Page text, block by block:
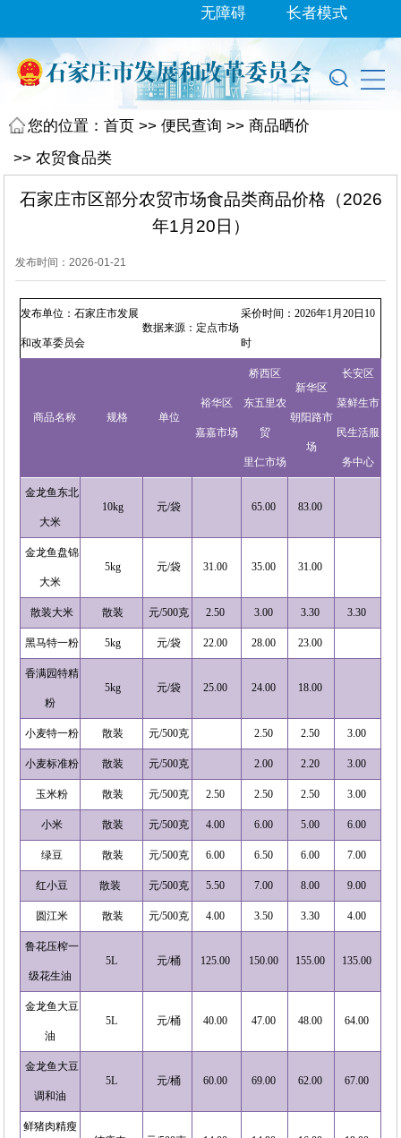
无障碍 长者模式
您的位置：首页 >>便民查询 >>商品晒价
>>农贸食品类
石家庄市区部分农贸市场食品类商品价格（2026
年1月20日）
发布时间：2026-01-21
发布单位：石家庄市发展
和改革委员会
数据来源：定点市场
采价时间：2026年1月20日10
时
商品名称 规格 单位
裕华区
嘉嘉市场
桥西区
东五里农
贸
里仁市场
新华区
朝阳路市
场
长安区
菜鲜生市
民生活服
务中心
金龙鱼东北
大米
10kg 元/袋 65.00 83.00
金龙鱼盘锦
大米
5kg 元/袋 31.00 35.00 31.00
散装大米 散装 元/500克 2.50 3.00 3.30 3.30
黑马特一粉 5kg 元/袋 22.00 28.00 23.00
香满园特精
粉
5kg 元/袋 25.00 24.00 18.00
小麦特一粉 散装 元/500克 2.50 2.50 3.00
小麦标准粉 散装 元/500克 2.00 2.20 3.00
玉米粉 散装 元/500克 2.50 2.50 2.50 3.00
小米 散装 元/500克 4.00 6.00 5.00 6.00
绿豆 散装 元/500克 6.00 6.50 6.00 7.00
红小豆 散装 元/500克 5.50 7.00 8.00 9.00
圆江米 散装 元/500克 4.00 3.50 3.30 4.00
鲁花压榨一
级花生油
5L 元/桶 125.00 150.00 155.00 135.00
金龙鱼大豆
油
5L 元/桶 40.00 47.00 48.00 64.00
金龙鱼大豆
调和油
5L 元/桶 60.00 69.00 62.00 67.00
鲜猪肉精瘦